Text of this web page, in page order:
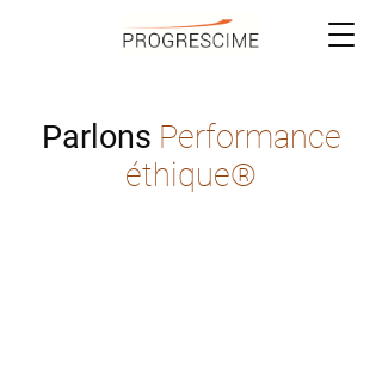
Parlons Performance
éthique®